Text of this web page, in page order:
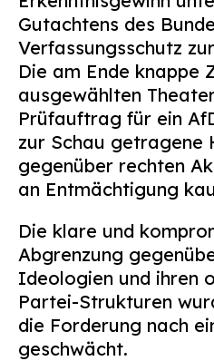
Gutachtens des
Verfassungsschutz
Die am Ende knappe
ausgewählten
Prüfauftrag für ein
zur Schau getragene
gegenüber rechten
an Entmächtigung
Die klare und
Abgrenzung
Ideologien und ihren
Partei-Strukturen
die Forderung nach
geschwächt.